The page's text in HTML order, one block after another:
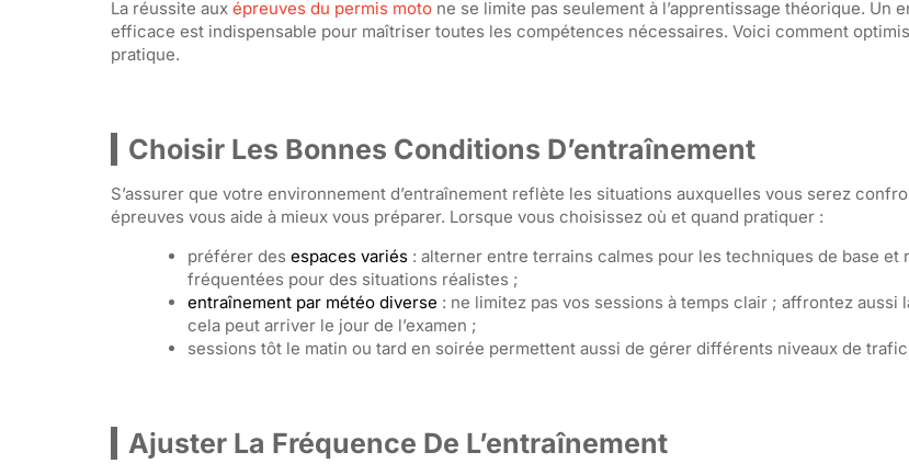
La réussite aux épreuves du permis motone se limite pas seulement à l’apprentissage théorique. Un
efficace est indispensable pour maîtriser toutes les compétences nécessaires. Voici comment
pratique.
Choisir Les Bonnes Conditions D’entraînement
S’assurer que votre environnement d’entraînement reflète les situations auxquelles vous serez
épreuves vous aide à mieux vous préparer. Lorsque vous choisissez où et quand pratiquer :
préférer des espaces variés: alterner entre terrains calmes pour les techniques de base et
fréquentées pour des situations réalistes ;
entraînement par météo diverse : ne limitez pas vos sessions à temps clair ; affrontez aussi
cela peut arriver le jour de l’examen ;
sessions tôt le matin ou tard en soirée permettent aussi de gérer différents niveaux de
Ajuster La Fréquence De L’entraînement